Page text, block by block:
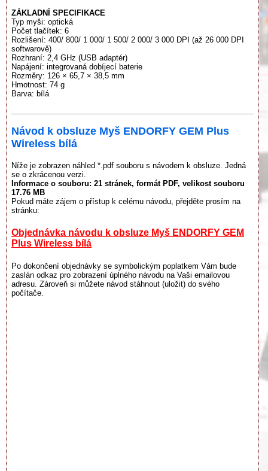
ZÁKLADNÍ SPECIFIKACE
Typ myši: optická
Počet tlačítek: 6
Rozlišení: 400/ 800/ 1 000/ 1 500/ 2 000/ 3 000 DPI (až 26 000 DPI
softwarově)
Rozhraní: 2,4 GHz (USB adaptér)
Napájení: integrovaná dobíjecí baterie
Rozměry: 126 × 65,7 × 38,5 mm
Hmotnost: 74 g
Barva: bílá
Návod k obsluze Myš ENDORFY GEM Plus
Wireless bílá
Níže je zobrazen náhled *.pdf souboru s návodem k obsluze. Jedná
se o zkrácenou verzi.
Informace o souboru: 21 stránek, formát PDF, velikost souboru
17.76 MB
Pokud máte zájem o přístup k celému návodu, přejděte prosím na
stránku:
Objednávka návodu k obsluze Myš ENDORFY GEM
Plus Wireless bílá
Po dokončení objednávky se symbolickým poplatkem Vám bude
zaslán odkaz pro zobrazení úplného návodu na Vaši emailovou
adresu. Zároveň si můžete návod stáhnout (uložit) do svého
počítače.